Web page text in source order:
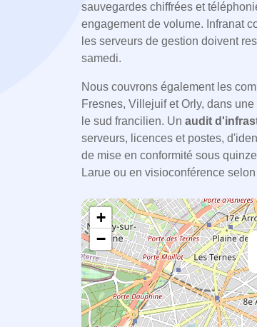
sauvegardes chiffrées et
engagement de volume. Infranat
les serveurs de gestion doivent
samedi.
Nous couvrons également les
Fresnes, Villejuif et Orly, dans
le sud francilien. Un audit
serveurs, licences et postes,
de mise en conformité sous
Larue ou en visioconférence
+
−